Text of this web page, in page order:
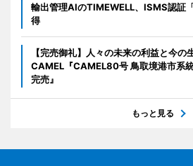
輸出管理AIのTIMEWELL、ISMS認証
得
【完売御礼】人々の未来の利益と今の
CAMEL『CAMEL80号 鳥取境港市系
完売』
もっと見る